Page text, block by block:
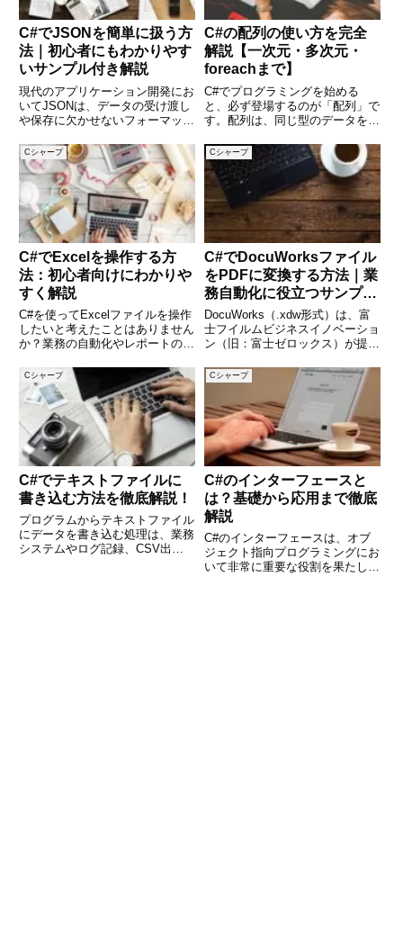
C#でJSONを簡単に扱う方
法｜初心者にもわかりやす
いサンプル付き解説
現代のアプリケーション開発にお
いてJSONは、データの受け渡し
や保存に欠かせないフォーマット
携する際や、設定ファイルを読み
込む際にもJSONはよく使われま
す。しかし、初めて扱う方には
「どうやって読み書きす
C#の配列の使い方を完全
解説【一次元・多次元・
foreachまで】
C#でプログラミングを始める
と、必ず登場するのが「配列」で
す。配列は、同じ型のデータをま
り、初心者にとって理解の第一歩
となります。本記事では、C#に
おける配列の基本的な宣言方法か
ら、値の代入、ループ処理、そし
て多
Cシャープ
C#でExcelを操作する方
法：初心者向けにわかりや
すく解説
C#を使ってExcelファイルを操作
したいと考えたことはありません
か？業務の自動化やレポートの出
便利です。本記事では、C#から
Excelファイルを読み書きする基
本的な方法を、初心者にもわかり
やすく解説します
Cシャープ
C#でDocuWorksファイル
をPDFに変換する方法｜業
務自動化に役立つサンプル
コード付き
DocuWorks（.xdw形式）は、富
士フイルムビジネスイノベーショ
ン（旧：富士ゼロックス）が提供
われる独自ファイル形式です。し
かし業務上、PDF形式での共有や
保存が求められるケースも多く、
手動で変換するのは
Cシャープ
C#でテキストファイルに
書き込む方法を徹底解説！
プログラムからテキストファイル
にデータを書き込む処理は、業務
システムやログ記録、CSV出力
Cシャープ
C#のインターフェースと
は？基礎から応用まで徹底
解説
C#のインターフェースは、オブ
ジェクト指向プログラミングにお
いて非常に重要な役割を果たしま